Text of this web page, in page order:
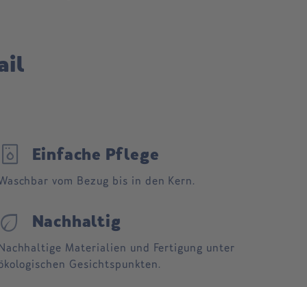
Einfache Pflege
vom Bezug bis in den Kern.
Nachhaltig
Materialien und Fertigung unter
Gesichtspunkten.